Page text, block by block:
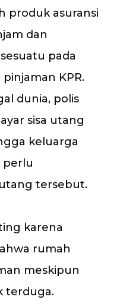
produk asuransi
dan
pada
KPR.
dunia, polis
sisa utang
keluarga
perlu
tersebut.
karena
rumah
meskipun
terduga.